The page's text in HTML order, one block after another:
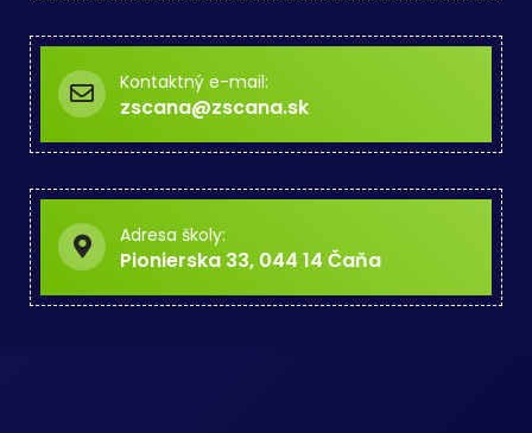
Kontaktný e-mail:
zscana@zscana.sk
Adresa školy:
Pionierska 33, 044 14 Čaňa